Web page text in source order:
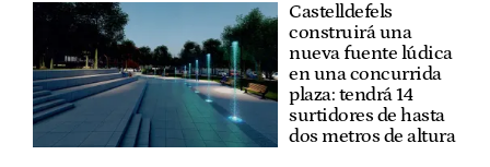
Castelldefels
construirá una
nueva fuente lúdica
en una concurrida
plaza: tendrá 14
surtidores de hasta
dos metros de altura